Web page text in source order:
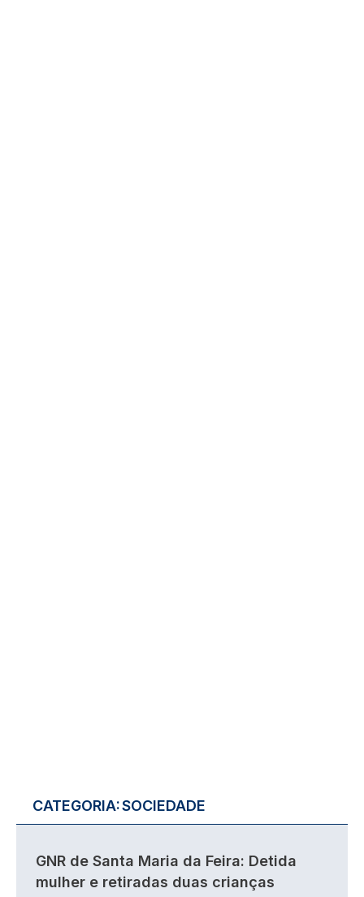
CATEGORIA:SOCIEDADE
GNR de Santa Maria da Feira: Detida
mulher e retiradas duas crianças